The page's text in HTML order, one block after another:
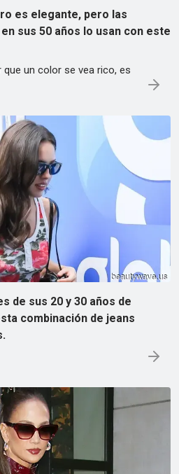
es elegante, pero las
sus 50 años lo usan con este
un color se vea rico, es
de sus 20 y 30 años de
combinación de jeans